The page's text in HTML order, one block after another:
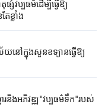
សំវប្បធម៌ដើម្បីធ្វើឱ្យ
ខ្លាំង
នៅក្នុងសួនឧទ្យានធ្វើឱ្យ
ារនិងអភិវឌ្ឍ"វប្បធម៌ទឹក"របស់